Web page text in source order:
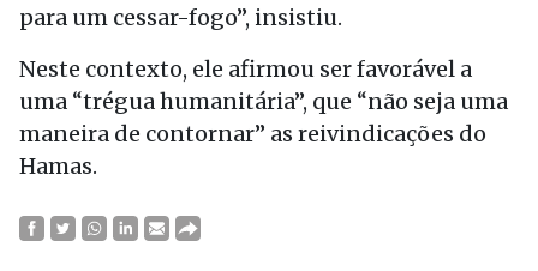
para um cessar-fogo”, insistiu.
Neste contexto, ele afirmou ser favorável a
uma “trégua humanitária”, que “não seja uma
maneira de contornar” as reivindicações do
Hamas.